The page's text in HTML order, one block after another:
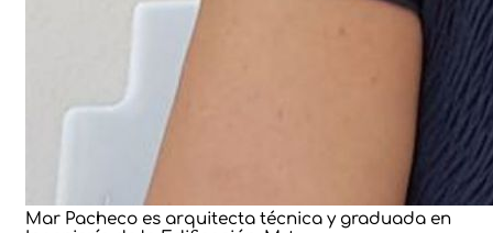
Mar Pacheco es arquitecta técnica y graduada en